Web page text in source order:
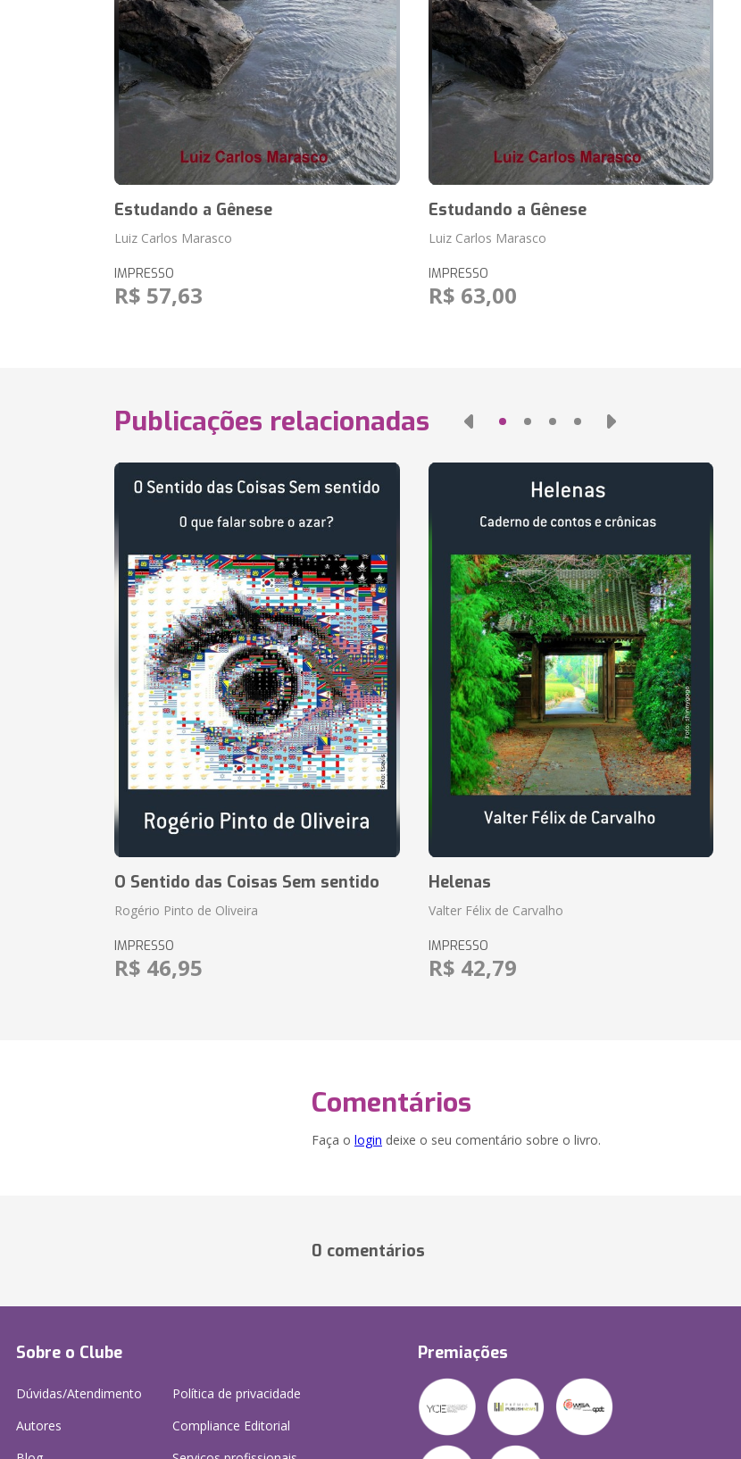
Estudando a Gênese
Luiz Carlos Marasco
IMPRESSO
R$ 57,63
Estudando a Gênese
Luiz Carlos Marasco
IMPRESSO
R$ 63,00
Publicações relacionadas
O Sentido das Coisas Sem sentido
Rogério Pinto de Oliveira
IMPRESSO
R$ 46,95
Helenas
Valter Félix de Carvalho
IMPRESSO
R$ 42,79
Comentários
Faça o login deixe o seu comentário sobre o livro.
0 comentários
Sobre o Clube
Dúvidas/Atendimento
Autores
Política de privacidade
Compliance Editorial
Premiações